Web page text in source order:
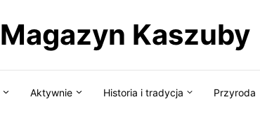
Magazyn Kaszuby
Aktywnie Historia i tradycja Przyroda